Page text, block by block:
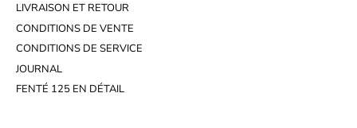
LIVRAISON ET RETOUR
CONDITIONS DE VENTE
CONDITIONS DE SERVICE
JOURNAL
FENTÉ 125 EN DÉTAIL